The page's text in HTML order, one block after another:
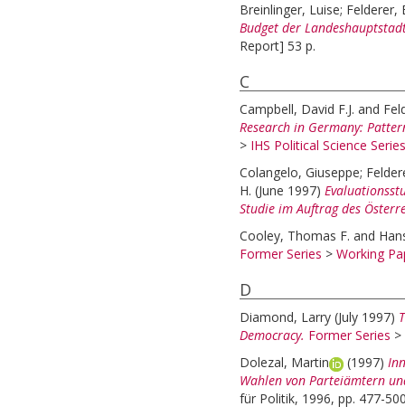
Breinlinger, Luise; Felderer,
Budget der
Report] 53 p.
C
Campbell, David F.J. and
Research in Germany:
> IHS Political Science Series
Colangelo, Giuseppe;
H. (June 1997)
Studie im Auftrag des
Cooley, Thomas F. and
Former Series > Working
D
Diamond, Larry (July 1997)
Democracy. Former Series >
Dolezal, Martin
(1997)
Wahlen von Parteiämtern
für Politik, 1996, pp. 477-